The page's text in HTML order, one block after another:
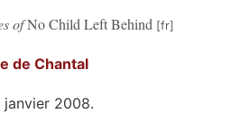
ofNo Child Left Behind
de Chantal
2008.